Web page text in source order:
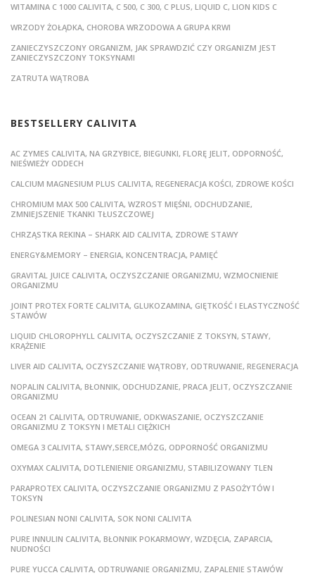
WITAMINA C 1000 CALIVITA, C 500, C 300, C PLUS, LIQUID C, LION KIDS C
WRZODY ŻOŁĄDKA, CHOROBA WRZODOWA A GRUPA KRWI
ZANIECZYSZCZONY ORGANIZM, JAK SPRAWDZIĆ CZY ORGANIZM JEST
ZANIECZYSZCZONY TOKSYNAMI
ZATRUTA WĄTROBA
BESTSELLERY CALIVITA
AC ZYMES CALIVITA, NA GRZYBICE, BIEGUNKI, FLORĘ JELIT, ODPORNOŚĆ,
NIEŚWIEŻY ODDECH
CALCIUM MAGNESIUM PLUS CALIVITA, REGENERACJA KOŚCI, ZDROWE KOŚCI
CHROMIUM MAX 500 CALIVITA, WZROST MIĘŚNI, ODCHUDZANIE,
ZMNIEJSZENIE TKANKI TŁUSZCZOWEJ
CHRZĄSTKA REKINA – SHARK AID CALIVITA, ZDROWE STAWY
ENERGY&MEMORY – ENERGIA, KONCENTRACJA, PAMIĘĆ
GRAVITAL JUICE CALIVITA, OCZYSZCZANIE ORGANIZMU, WZMOCNIENIE
ORGANIZMU
JOINT PROTEX FORTE CALIVITA, GLUKOZAMINA, GIĘTKOŚĆ I ELASTYCZNOŚĆ
STAWÓW
LIQUID CHLOROPHYLL CALIVITA, OCZYSZCZANIE Z TOKSYN, STAWY,
KRĄŻENIE
LIVER AID CALIVITA, OCZYSZCZANIE WĄTROBY, ODTRUWANIE, REGENERACJA
NOPALIN CALIVITA, BŁONNIK, ODCHUDZANIE, PRACA JELIT, OCZYSZCZANIE
ORGANIZMU
OCEAN 21 CALIVITA, ODTRUWANIE, ODKWASZANIE, OCZYSZCZANIE
ORGANIZMU Z TOKSYN I METALI CIĘŻKICH
OMEGA 3 CALIVITA, STAWY,SERCE,MÓZG, ODPORNOŚĆ ORGANIZMU
OXYMAX CALIVITA, DOTLENIENIE ORGANIZMU, STABILIZOWANY TLEN
PARAPROTEX CALIVITA, OCZYSZCZANIE ORGANIZMU Z PASOŻYTÓW I
TOKSYN
POLINESIAN NONI CALIVITA, SOK NONI CALIVITA
PURE INNULIN CALIVITA, BŁONNIK POKARMOWY, WZDĘCIA, ZAPARCIA,
NUDNOŚCI
PURE YUCCA CALIVITA, ODTRUWANIE ORGANIZMU, ZAPALENIE STAWÓW